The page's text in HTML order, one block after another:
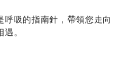
吸的指南針，帶領您走向
。